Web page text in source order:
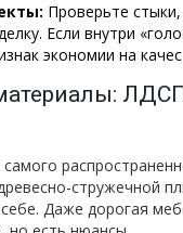
Проверьте
Если внутри
экономии на
стружечной
Даже дорогая